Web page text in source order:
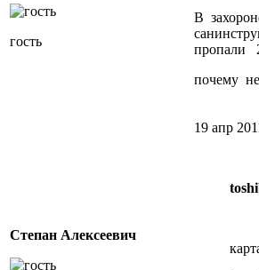
гость
В
пропали
почему
Степан Алексеевич
19 апр